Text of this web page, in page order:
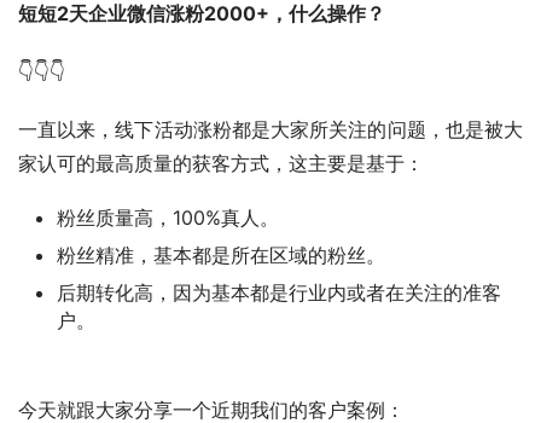
短短2天企业微信涨粉2000+，什么操作？
👇👇👇
一直以来，线下活动涨粉都是大家所关注的问题，也是被大
家认可的最高质量的获客方式，这主要是基于：
粉丝质量高，100%真人。
粉丝精准，基本都是所在区域的粉丝。
后期转化高，因为基本都是行业内或者在关注的准客
户。
今天就跟大家分享一个近期我们的客户案例：